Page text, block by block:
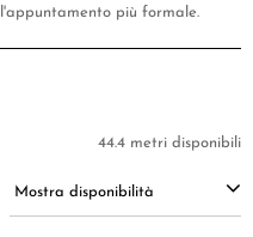
più formale.
44.4 metri disponibili
Mostra disponibilità